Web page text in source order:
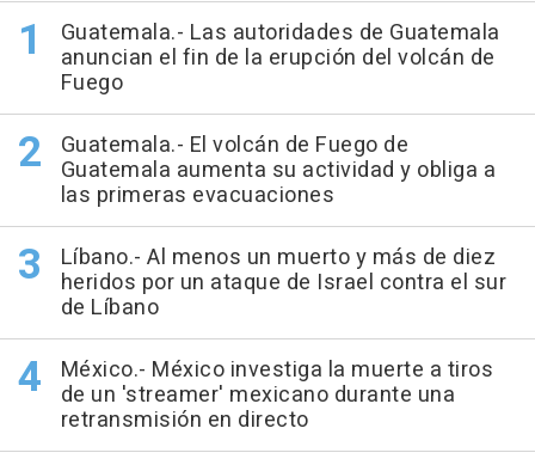
Guatemala.- Las autoridades de Guatemala
anuncian el fin de la erupción del volcán de
Fuego
Guatemala.- El volcán de Fuego de
Guatemala aumenta su actividad y obliga a
las primeras evacuaciones
Líbano.- Al menos un muerto y más de diez
heridos por un ataque de Israel contra el sur
de Líbano
México.- México investiga la muerte a tiros
de un 'streamer' mexicano durante una
retransmisión en directo